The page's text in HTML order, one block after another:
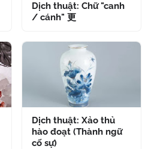
Dịch thuật: Chữ "canh
/ cánh" 更
Dịch thuật: Xảo thủ
hào đoạt (Thành ngữ
cố sự)